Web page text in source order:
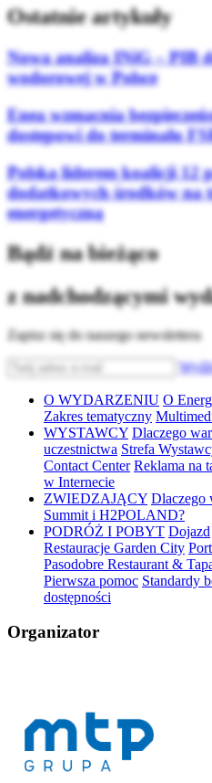
Ostatnie artykuły
Nowa analiza INiG – PIB
wodorowej w Polsce
Enea wzmacnia
dostępowi do terminalu
Polska liderem koalicji 12
dodatkowych środków na
energetyczną
Bądź na bieżąco
z nadchodzącymi
Zapisz się do naszego newslettera
O WYDARZENIU O
Zakres tematyczny
WYSTAWCY Dlaczego
uczestnictwa Strefa
Contact Center Reklama na
w Internecie
ZWIEDZAJĄCY Dlaczego
Summit i H2POLAND?
PODRÓŻ I POBYT Dojazd
Restauracje Garden City
Pasodobre Restaurant &
Pierwsza pomoc Standardy
dostępności
Organizator